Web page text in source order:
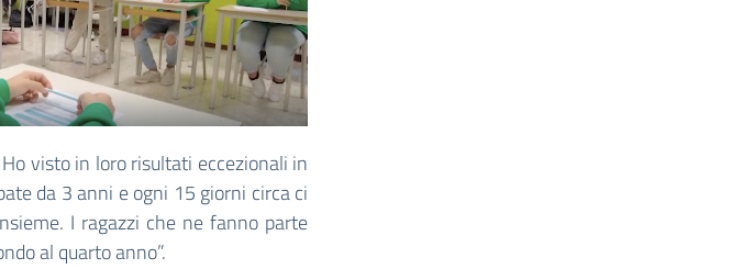
visto in loro risultati eccezionali in
da 3 anni e ogni 15 giorni circa ci
I ragazzi che ne fanno parte
al quarto anno”.